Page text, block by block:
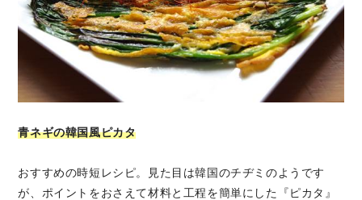
青ネギの韓国風ピカタ
おすすめの時短レシピ。見た目は韓国のチヂミのようです
が、ポイントをおさえて材料と工程を簡単にした『ピカタ』